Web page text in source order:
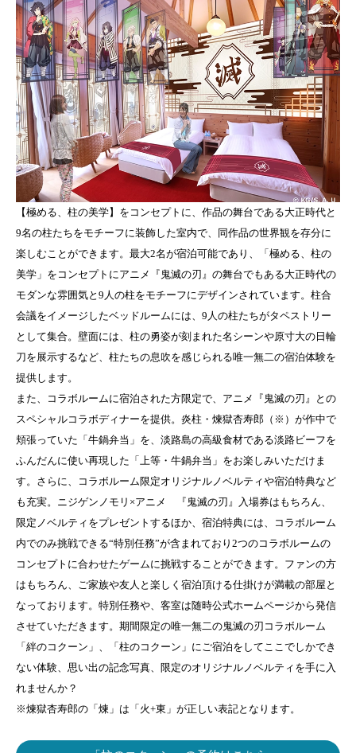
【極める、柱の美学】をコンセプトに、作品の舞台である大正時代と
9名の柱たちをモチーフに装飾した室内で、同作品の世界観を存分に
楽しむことができます。最大2名が宿泊可能であり、「極める、柱の
美学」をコンセプトにアニメ『鬼滅の刃』の舞台でもある大正時代の
モダンな雰囲気と9人の柱をモチーフにデザインされています。柱合
会議をイメージしたベッドルームには、9人の柱たちがタペストリー
として集合。壁面には、柱の勇姿が刻まれた名シーンや原寸大の日輪
刀を展示するなど、柱たちの息吹を感じられる唯一無二の宿泊体験を
提供します。
また、コラボルームに宿泊された方限定で、アニメ『鬼滅の刃』との
スペシャルコラボディナーを提供。炎柱・煉獄杏寿郎（※）が作中で
頬張っていた「牛鍋弁当」を、淡路島の高級食材である淡路ビーフを
ふんだんに使い再現した「上等・牛鍋弁当」をお楽しみいただけま
す。さらに、コラボルーム限定オリジナルノベルティや宿泊特典など
も充実。ニジゲンノモリ×アニメ 『鬼滅の刃』入場券はもちろん、
限定ノベルティをプレゼントするほか、宿泊特典には、コラボルーム
内でのみ挑戦できる“特別任務”が含まれており2つのコラボルームの
コンセプトに合わせたゲームに挑戦することができます。ファンの方
はもちろん、ご家族や友人と楽しく宿泊頂ける仕掛けが満載の部屋と
なっております。特別任務や、客室は随時公式ホームページから発信
させていただきます。期間限定の唯一無二の鬼滅の刃コラボルーム
「絆のコクーン」、「柱のコクーン」にご宿泊をしてここでしかでき
ない体験、思い出の記念写真、限定のオリジナルノベルティを手に入
れませんか？
※煉獄杏寿郎の「煉」は「火+東」が正しい表記となります。